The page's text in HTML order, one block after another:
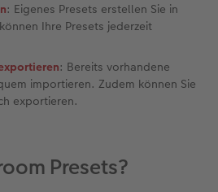
& VHS
für Anfänger
Wandgestaltung
Fotos
Sofortfotos
Geschenkideen
& Hilfe
: Eigenes Presets erstellen Sie in
Ihre Presets jederzeit
: Bereits vorhandene
importieren. Zudem können Sie
exportieren.
Presets?